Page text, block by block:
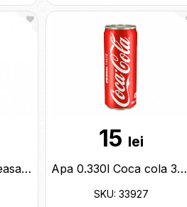
Apa 0.500l Cola Cireasa 366520
15 lei
Apa 0.330l Coca cola 33927
SKU: 33927